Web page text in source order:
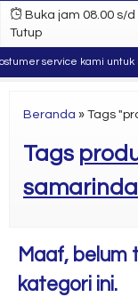
Buka jam 08.00 s/
Tutup
service kami untuk
Beranda » Tags
Tags
samarinda
Maaf, belum
kategori ini.